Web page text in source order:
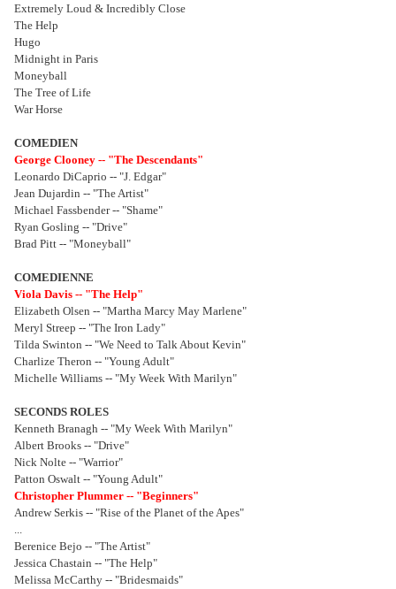
Extremely Loud & Incredibly Close
The Help
Hugo
Midnight in Paris
Moneyball
The Tree of Life
War Horse
COMEDIEN
George Clooney -- "The Descendants"
Leonardo DiCaprio -- "J. Edgar"
Jean Dujardin -- "The Artist"
Michael Fassbender -- "Shame"
Ryan Gosling -- "Drive"
Brad Pitt -- "Moneyball"
COMEDIENNE
Viola Davis -- "The Help"
Elizabeth Olsen -- "Martha Marcy May Marlene"
Meryl Streep -- "The Iron Lady"
Tilda Swinton -- "We Need to Talk About Kevin"
Charlize Theron -- "Young Adult"
Michelle Williams -- "My Week With Marilyn"
SECONDS ROLES
Kenneth Branagh -- "My Week With Marilyn"
Albert Brooks -- "Drive"
Nick Nolte -- "Warrior"
Patton Oswalt -- "Young Adult"
Christopher Plummer -- "Beginners"
Andrew Serkis -- "Rise of the Planet of the Apes"
...
Berenice Bejo -- "The Artist"
Jessica Chastain -- "The Help"
Melissa McCarthy -- "Bridesmaids"